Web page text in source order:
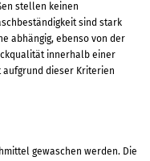
stellen keinen
sind stark
abhängig, ebenso von der
innerhalb einer
aufgrund dieser Kriterien
gewaschen werden. Die